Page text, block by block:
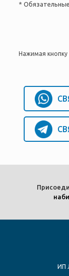
*
Нажимая кнопку
ИП